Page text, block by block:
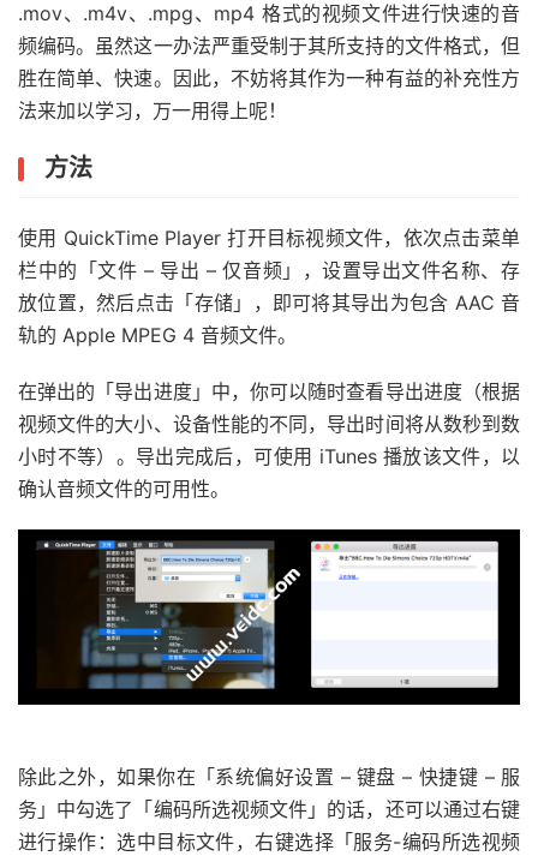
.mov、.m4v、.mpg、mp4 格式的视频文件进行快速的音
频编码。虽然这一办法严重受制于其所支持的文件格式，但
胜在简单、快速。因此，不妨将其作为一种有益的补充性方
法来加以学习，万一用得上呢！
方法
使用 QuickTime Player 打开目标视频文件，依次点击菜单
栏中的「文件 – 导出 – 仅音频」，设置导出文件名称、存
放位置，然后点击「存储」，即可将其导出为包含 AAC 音
轨的 Apple MPEG 4 音频文件。
在弹出的「导出进度」中，你可以随时查看导出进度（根据
视频文件的大小、设备性能的不同，导出时间将从数秒到数
小时不等）。导出完成后，可使用 iTunes 播放该文件，以
确认音频文件的可用性。
除此之外，如果你在「系统偏好设置 – 键盘 – 快捷键 – 服
务」中勾选了「编码所选视频文件」的话，还可以通过右键
进行操作：选中目标文件，右键选择「服务-编码所选视频